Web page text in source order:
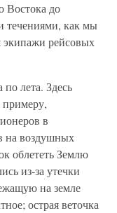
Востока до
как мы
экипажи рейсовых
лета. Здесь
примеру,
в
на воздушных
облететь Землю
из-за утечки
на земле
острая веточка